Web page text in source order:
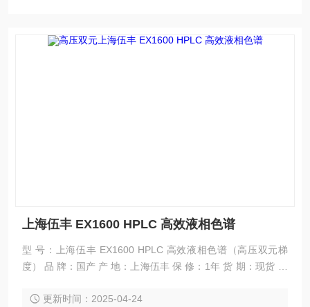
上海伍丰 EX1600 HPLC 高效液相色谱
型 号：上海伍丰 EX1600 HPLC 高效液相色谱（高压双元梯
度） 品 牌：国产 产 地：上海伍丰 保 修：1年 货 期：现货 基
谱柱+智能色谱管理系统+平头液相微量注射器
更新时间：2025-04-24